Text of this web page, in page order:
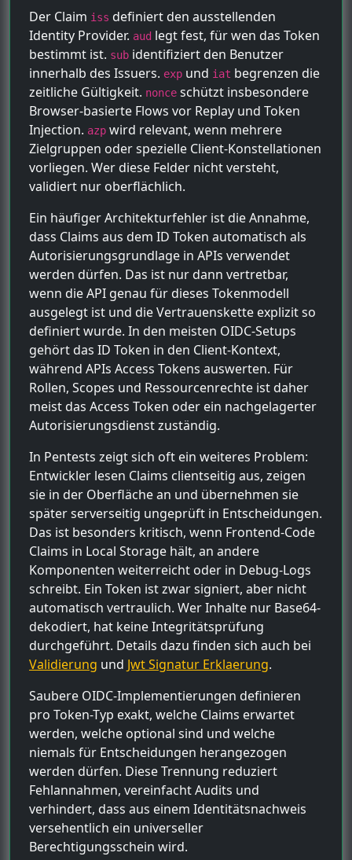
Der Claim iss definiert den ausstellenden
Identity Provider. aud legt fest, für wen das Token
bestimmt ist. sub identifiziert den Benutzer
innerhalb des Issuers. exp und iat begrenzen die
zeitliche Gültigkeit. nonce schützt insbesondere
Browser-basierte Flows vor Replay und Token
Injection. azp wird relevant, wenn mehrere
Zielgruppen oder spezielle Client-Konstellationen
vorliegen. Wer diese Felder nicht versteht,
validiert nur oberflächlich.
Ein häufiger Architekturfehler ist die Annahme,
dass Claims aus dem ID Token automatisch als
Autorisierungsgrundlage in APIs verwendet
werden dürfen. Das ist nur dann vertretbar,
wenn die API genau für dieses Tokenmodell
ausgelegt ist und die Vertrauenskette explizit so
definiert wurde. In den meisten OIDC-Setups
gehört das ID Token in den Client-Kontext,
während APIs Access Tokens auswerten. Für
Rollen, Scopes und Ressourcenrechte ist daher
meist das Access Token oder ein nachgelagerter
Autorisierungsdienst zuständig.
In Pentests zeigt sich oft ein weiteres Problem:
Entwickler lesen Claims clientseitig aus, zeigen
sie in der Oberfläche an und übernehmen sie
später serverseitig ungeprüft in Entscheidungen.
Das ist besonders kritisch, wenn Frontend-Code
Claims in Local Storage hält, an andere
Komponenten weiterreicht oder in Debug-Logs
schreibt. Ein Token ist zwar signiert, aber nicht
automatisch vertraulich. Wer Inhalte nur Base64-
dekodiert, hat keine Integritätsprüfung
durchgeführt. Details dazu finden sich auch bei
Validierung und Jwt Signatur Erklaerung.
Saubere OIDC-Implementierungen definieren
pro Token-Typ exakt, welche Claims erwartet
werden, welche optional sind und welche
niemals für Entscheidungen herangezogen
werden dürfen. Diese Trennung reduziert
Fehlannahmen, vereinfacht Audits und
verhindert, dass aus einem Identitätsnachweis
versehentlich ein universeller
Berechtigungsschein wird.